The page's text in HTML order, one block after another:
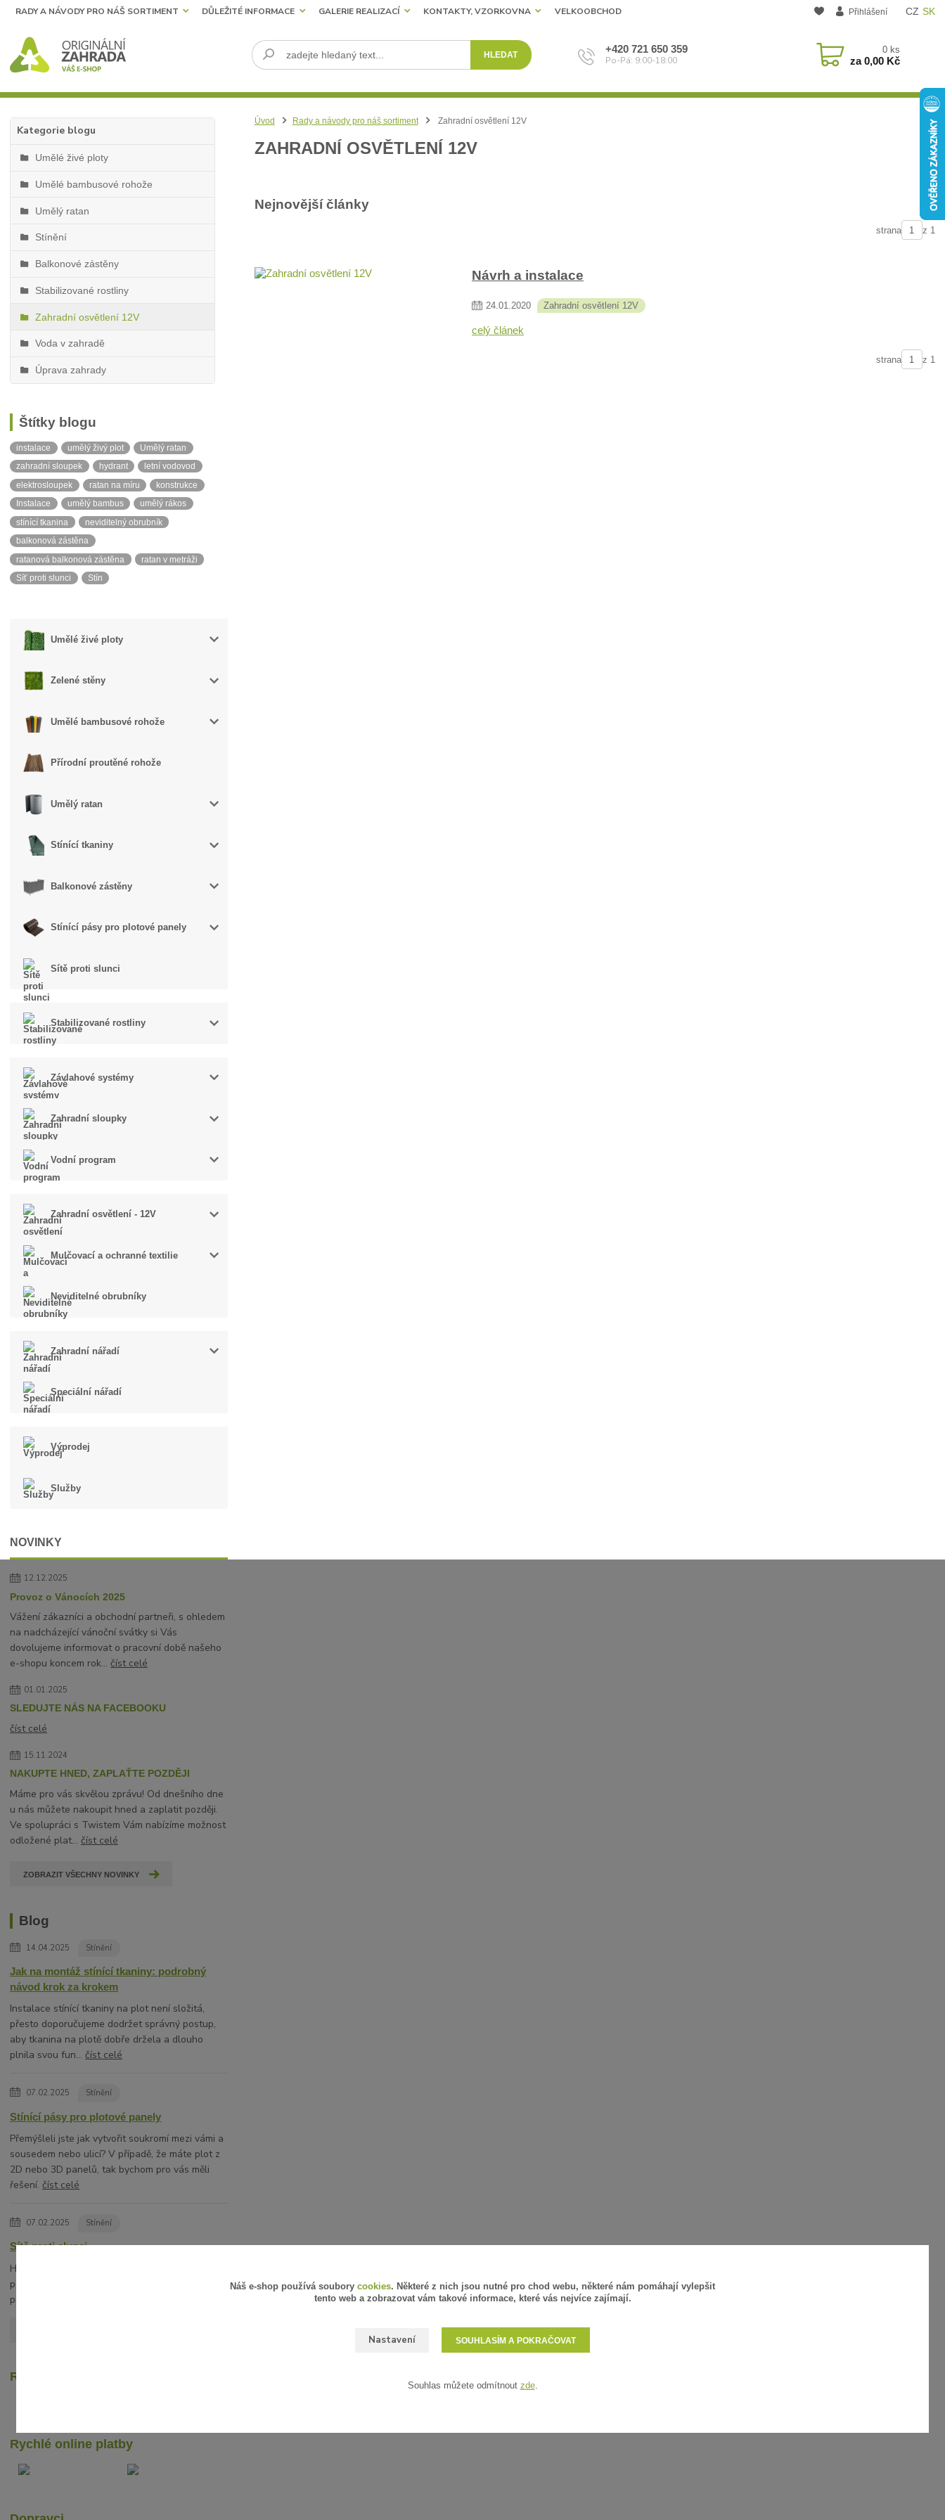
CZ SK
RADY A NÁVODY PRO NÁŠ SORTIMENT DŮLEŽITÉ INFORMACE GALERIE REALIZACÍ KONTAKTY, VZORKOVNA VELKOOBCHOD Přihlášení
HLEDAT +420 721 650 359
Po-Pá: 9:00-18:00
0 ks
za0,00 Kč
Kategorie blogu
Umělé živé ploty
Umělé bambusové rohože
Umělý ratan
Stínění
Balkonové zástěny
Stabilizované rostliny
Zahradní osvětlení 12V
Voda v zahradě
Úprava zahrady
Štítky blogu
instalace umělý živý plot
Umělý ratan
zahradní sloupek
hydrant
letní vodovod
elektrosloupek
ratan na míru
konstrukce
Instalace
umělý bambus
umělý rákos
stínící tkanina
neviditelný obrubník
balkonová zástěna
ratanová balkonová zástěna
ratan v metráži
Síť proti slunci
Stín
Umělé živé ploty
Zelené stěny
Umělé bambusové rohože
Přírodní proutěné rohože
Umělý ratan
Stínící tkaniny
Balkonové zástěny
Stínící pásy pro plotové panely
Sítě proti slunci
Stabilizované rostliny
Závlahové systémy
Zahradní sloupky
Vodní program
Zahradní osvětlení - 12V
Mulčovací a ochranné textilie
Neviditelné obrubníky
Zahradní nářadí
Speciální nářadí
Výprodej
Služby
NOVINKY
12.12.2025
Provoz o Vánocích 2025
Vážení zákazníci a obchodní partneři, s ohledem
na nadcházející vánoční svátky si Vás
dovolujeme informovat o pracovní době našeho
e-shopu koncem rok...číst celé
01.01.2025
SLEDUJTE NÁS NA FACEBOOKU
číst celé
15.11.2024
NAKUPTE HNED, ZAPLAŤTE POZDĚJI
Máme pro vás skvělou zprávu! Od dnešního dne
u nás můžete nakoupit hned a zaplatit později.
Ve spolupráci s Twistem Vám nabízíme možnost
odložené plat...číst celé
ZOBRAZIT VŠECHNY NOVINKY
Blog
14.04.2025 Stínění
Jak na montáž stínící tkaniny: podrobný
návod krok za krokem
Instalace stínící tkaniny na plot není složitá,
přesto doporučujeme dodržet správný postup,
aby tkanina na plotě dobře držela a dlouho
plnila svou fun...číst celé
07.02.2025 Stínění
Stínící pásy pro plotové panely
Přemýšleli jste jak vytvořit soukromí mezi vámi a
sousedem nebo ulicí? V případě, že máte plot z
2D nebo 3D panelů, tak bychom pro vás měli
řešení.číst celé
07.02.2025 Stínění
Sítě proti slunci
Hledáte vhodnou alternativu slunečníku? V
posledních letech získávají na oblibě stínící sítě
proti slunci.
Recenze zákazníků
Rychlé online platby
Úvod Rady a návody pro náš sortiment Zahradní osvětlení 12V
ZAHRADNÍ OSVĚTLENÍ 12V
Nejnovější články
strana z 1
Návrh a instalace
24. 01 2020 Zahradní osvětlení 12V
celý článek
strana z 1
Náš e-shop používá soubory cookies. Některé z nich jsou nutné pro chod webu, některé nám pomáhají vylepšit
tento web a zobrazovat vám takové informace, které vás nejvíce zajímají.
Nastavení SOUHLASÍM A POKRAČOVAT
Souhlas můžete odmítnout zde.